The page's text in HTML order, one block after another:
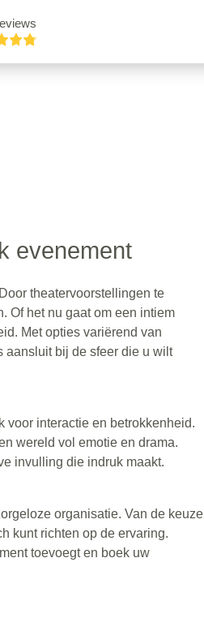
evenement
theatervoorstellingen te
Of het nu gaat om een intiem
Met opties variërend van
aansluit bij de sfeer die u wilt
voor interactie en betrokkenheid.
wereld vol emotie en drama.
invulling die indruk maakt.
organisatie. Van de keuze
kunt richten op de ervaring.
toevoegt en boek uw